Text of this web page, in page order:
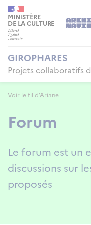
Aller
au
contenu
principal
MINISTÈRE
DE LA CULTURE
GIROPHARES
Projets collaboratifs
Voir le fil d’Ariane
Forum
Le forum est un
discussions sur
proposés
Panneau de gestion des